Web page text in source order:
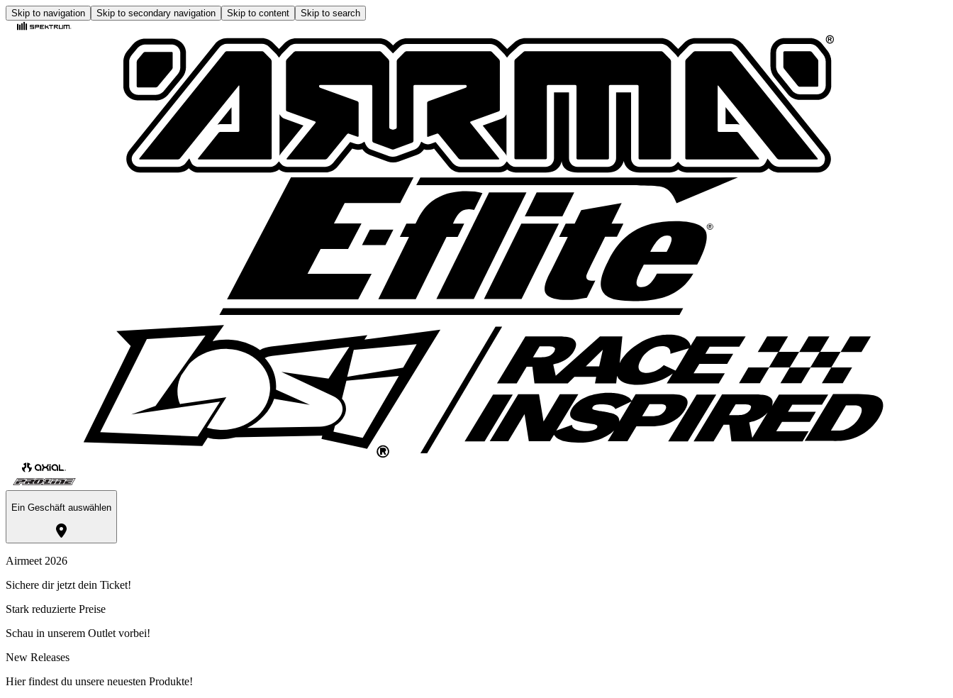
Skip to navigation Skip to secondary navigation Skip to content Skip to search
Ein Geschäft auswählen
Airmeet 2026
Sichere dir jetzt dein Ticket!
Stark reduzierte Preise
Schau in unserem Outlet vorbei!
New Releases
Hier findest du unsere neuesten Produkte!